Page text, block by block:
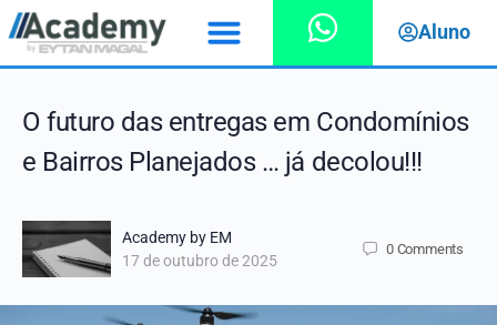
Aluno
O futuro das entregas em Condomínios
e Bairros Planejados … já decolou!!!
Academy by EM
17 de outubro de 2025
0 Comments